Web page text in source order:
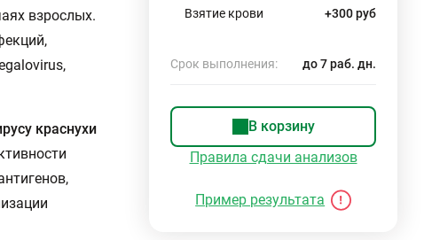
взрослых.
краснухи
Взятие крови +300 руб
Срок выполнения: до 7 раб. дн.
В корзину
Правила сдачи анализов
Пример результата